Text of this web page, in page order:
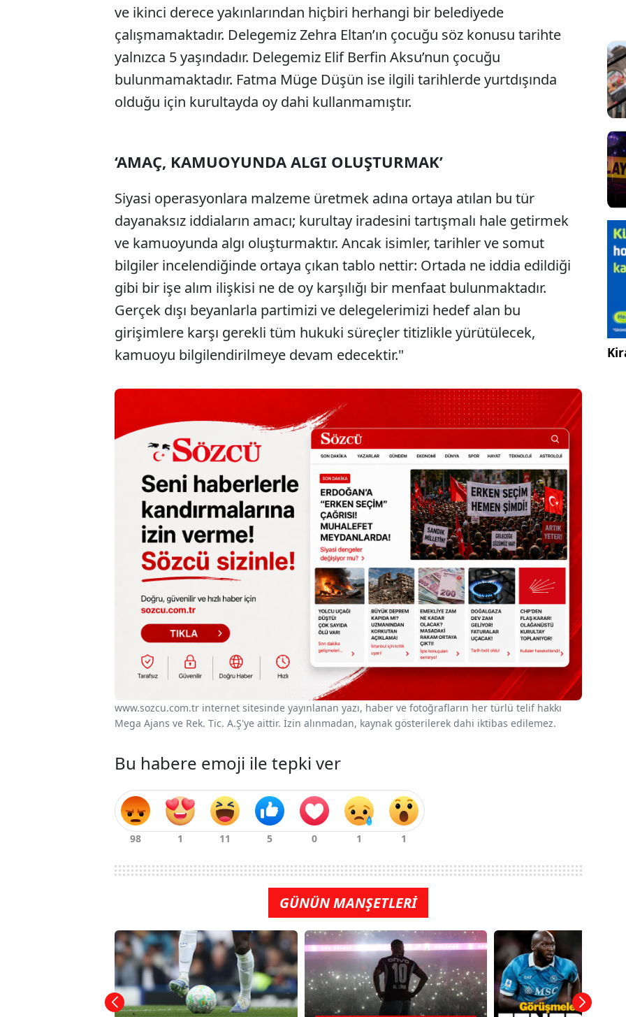
ve ikinci derece yakınlarından hiçbiri herhangi bir belediyede
çalışmamaktadır. Delegemiz Zehra Eltan’ın çocuğu söz konusu tarihte
yalnızca 5 yaşındadır. Delegemiz Elif Berfin Aksu’nun çocuğu
bulunmamaktadır. Fatma Müge Düşün ise ilgili tarihlerde yurtdışında
olduğu için kurultayda oy dahi kullanmamıştır.
‘AMAÇ, KAMUOYUNDA ALGI OLUŞTURMAK’
Siyasi operasyonlara malzeme üretmek adına ortaya atılan bu tür
dayanaksız iddiaların amacı; kurultay iradesini tartışmalı hale getirmek
ve kamuoyunda algı oluşturmaktır. Ancak isimler, tarihler ve somut
bilgiler incelendiğinde ortaya çıkan tablo nettir: Ortada ne iddia edildiği
gibi bir işe alım ilişkisi ne de oy karşılığı bir menfaat bulunmaktadır.
Gerçek dışı beyanlarla partimizi ve delegelerimizi hedef alan bu
girişimlere karşı gerekli tüm hukuki süreçler titizlikle yürütülecek,
kamuoyu bilgilendirilmeye devam edecektir."
www.sozcu.com.tr internet sitesinde yayınlanan yazı, haber ve fotoğrafların her türlü telif hakkı
Mega Ajans ve Rek. Tic. A.Ş'ye aittir. İzin alınmadan, kaynak gösterilerek dahi iktibas edilemez.
Bu habere emoji ile tepki ver
GÜNÜN MANŞETLERİ